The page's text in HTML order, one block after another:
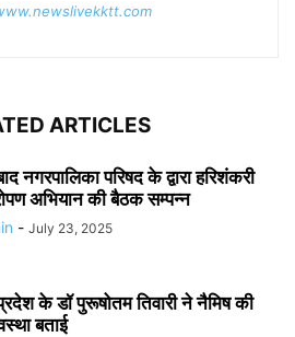
ARTICLES
नगरपालिका परिषद के द्वारा हरिशंकरी
अभियान की बैठक सम्पन्न
- July 23, 2025
के डॉ पुरूषोतम तिवारी ने नैमिष की
बताई